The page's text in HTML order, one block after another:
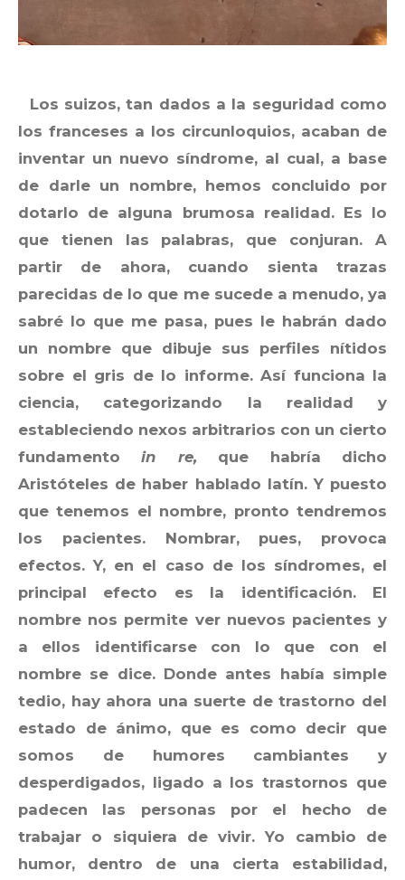
Los suizos, tan dados a la seguridad como
los franceses a los circunloquios, acaban de
inventar un nuevo síndrome, al cual, a base
de darle un nombre, hemos concluido por
dotarlo de alguna brumosa realidad. Es lo
que tienen las palabras, que conjuran. A
partir de ahora, cuando sienta trazas
parecidas de lo que me sucede a menudo, ya
sabré lo que me pasa, pues le habrán dado
un nombre que dibuje sus perfiles nítidos
sobre el gris de lo informe. Así funciona la
ciencia, categorizando la realidad y
estableciendo nexos arbitrarios con un cierto
fundamentoin re, que habría dicho
Aristóteles de haber hablado latín. Y puesto
que tenemos el nombre, pronto tendremos
los pacientes. Nombrar, pues, provoca
efectos. Y, en el caso de los síndromes, el
principal efecto es la identificación. El
nombre nos permite ver nuevos pacientes y
a ellos identificarse con lo que con el
nombre se dice. Donde antes había simple
tedio, hay ahora una suerte de trastorno del
estado de ánimo, que es como decir que
somos de humores cambiantes y
desperdigados, ligado a los trastornos que
padecen las personas por el hecho de
trabajar o siquiera de vivir. Yo cambio de
humor, dentro de una cierta estabilidad,